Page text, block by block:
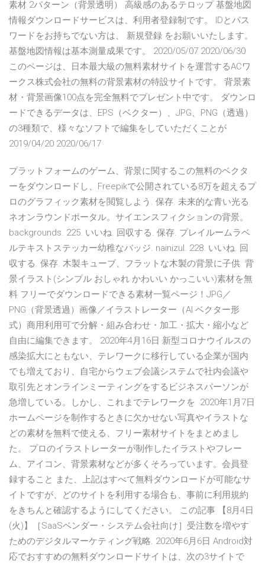
素材 2パターン（背景透明） 高級感のあるテロップ 基盤地図
情報ダウンロードサービスは、利用者登録制です。 IDとパス
ワードをお持ちでない方は、 新規登録 をお願いいたします。
基盤地図情報は基本測量成果です。 2020/05/07 2020/06/30
このページは、日本最大級の無料素材サイトを運営するACワ
ークス株式会社の無料の背景素材の特設サイトです。 背景素
材・背景画像100点を完全無料でプレゼント中です。 ダウンロ
ードできるデータは、EPS（ベクター）、JPG、PNG（透過）
の3種類で、様々なソフトで編集をしていただくことが
2019/04/20 2020/06/17
プラットフォームのゲーム、背景に関するこの無料のベクタ
ーをダウンロードし、Freepikで公開されている8万を超えるプ
ロのグラフィック素材を閲覧しよう. 保存. 未来的な青い光る
ネオンラウンドポータル。サイエンスフィクションの背景。
backgrounds. 225. いいね. 回収する. 保存. プレイルームラベ
ルテキストステッカー幼稚なバッジ. nainizul. 228. いいね. 回
収する. 保存. 木製キューブ、フラットな木製の背景に子供 背
景イラスト(シンプル おしゃれ かわいい かっこいい)素材を無
料 フリーでダウンロードできる素材一覧ページ！JPG／
PNG（背景透過）画像／イラストレーター（AI ベクター形
式）商用利用可で分解・組み合わせ・加工・拡大・縮小など
自由に編集できます。 2020年4月16日 新型コロナウイルスの
感染拡大にともない、テレワークに移行している企業が国内
でも増えており、自宅からウェブ会議システムで社内会議や
取引先とオンラインミーティングをするビジネスパーソンが
急増している。しかし、これまでテレワークを 2020年1月7日
ホームページを制作するときに欠かせない写真やイラストな
どの素材を無料で使える、フリー素材サイトをまとめまし
た。 プロのイラストレーターが制作したイラストやフレー
ム、アイコン、背景素材などが多くそろっています。会員登
録すること また、上記はすべて無料ダウンロードが可能なサ
イトですが、どのサイトを利用する場合も、事前に利用規約
をきちんと確認するようにしてください。 この記事 【8月4日
(火)】［SaaSベンダー・システム会社向け］受注数を増やす
ためのデジタルマーケティング戦略. 2020年6月6日 Android対
応でおすすめの無料ダウンロードサイトは、次の3サイトで